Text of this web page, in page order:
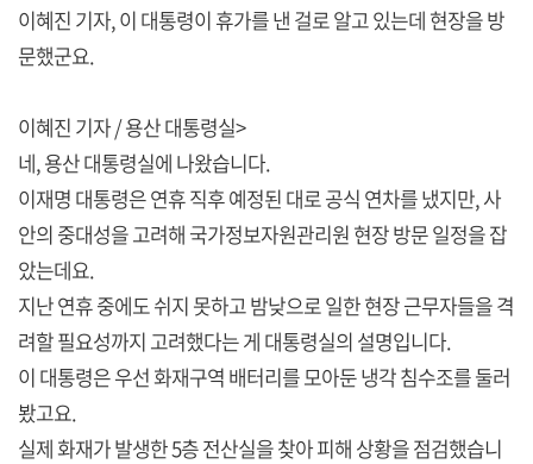
이혜진 기자, 이 대통령이 휴가를 낸 걸로 알고 있는데 현장을 방
문했군요.
이혜진 기자 / 용산 대통령실>
네, 용산 대통령실에 나왔습니다.
이재명 대통령은 연휴 직후 예정된 대로 공식 연차를 냈지만, 사
안의 중대성을 고려해 국가정보자원관리원 현장 방문 일정을 잡
았는데요.
지난 연휴 중에도 쉬지 못하고 밤낮으로 일한 현장 근무자들을 격
려할 필요성까지 고려했다는 게 대통령실의 설명입니다.
이 대통령은 우선 화재구역 배터리를 모아둔 냉각 침수조를 둘러
봤고요.
실제 화재가 발생한 5층 전산실을 찾아 피해 상황을 점검했습니